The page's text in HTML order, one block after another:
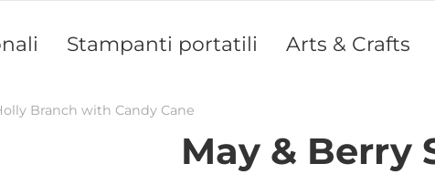
Stampanti portatili Arts & Crafts
Branch with Candy Cane
May & Berry